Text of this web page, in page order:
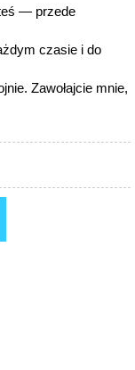
— przede
czasie i do
Zawołajcie mnie,